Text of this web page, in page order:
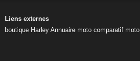
Liens externes
boutique Harley Annuaire moto comparatif moto